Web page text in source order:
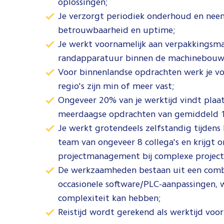
Je verzorgt periodiek onderhoud en
betrouwbaarheid en uptime;
Je werkt voornamelijk aan
randapparatuur binnen de
Voor binnenlandse opdrachten werk je
regio's zijn min of meer vast;
Ongeveer 20% van je werktijd vindt
meerdaagse opdrachten van gemiddeld
Je werkt grotendeels zelfstandig tijdens
team van ongeveer 8 collega's en krijgt
projectmanagement bij complexe
De werkzaamheden bestaan uit een
occasionele software/PLC-
complexiteit kan hebben;
Reistijd wordt gerekend als werktijd